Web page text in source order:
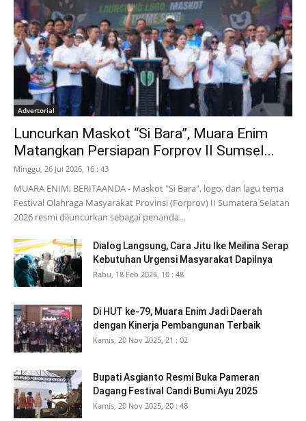
Advertorial
Luncurkan Maskot “Si Bara”, Muara Enim
Matangkan Persiapan Forprov II Sumsel...
Minggu, 26 Jul 2026, 16 : 43
MUARA ENIM, BERITAANDA - Maskot "Si Bara", logo, dan lagu tema
Festival Olahraga Masyarakat Provinsi (Forprov) II Sumatera Selatan
2026 resmi diluncurkan sebagai penanda...
Dialog Langsung, Cara Jitu Ike Meilina Serap
Kebutuhan Urgensi Masyarakat Dapilnya
Rabu, 18 Feb 2026, 10 : 48
Di HUT ke-79, Muara Enim Jadi Daerah
dengan Kinerja Pembangunan Terbaik
Kamis, 20 Nov 2025, 21 : 02
Bupati Asgianto Resmi Buka Pameran
Dagang Festival Candi Bumi Ayu 2025
Kamis, 20 Nov 2025, 20 : 48